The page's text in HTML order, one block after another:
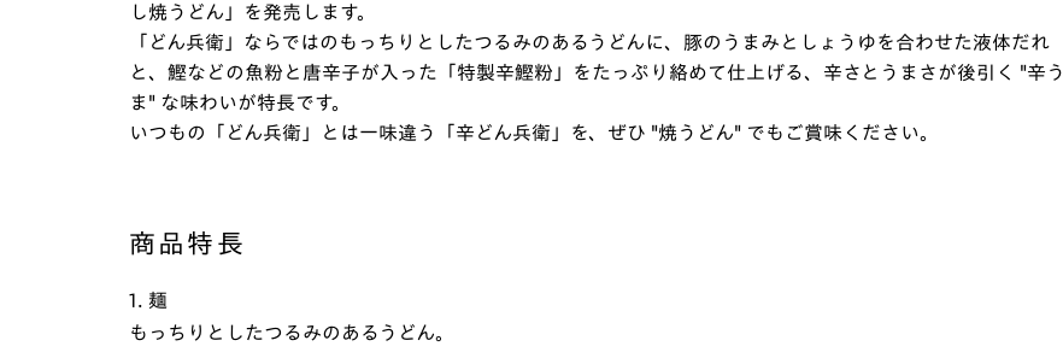
し焼うどん」を発売します。
「どん兵衛」ならではのもっちりとしたつるみのあるうどんに、豚のうまみとしょうゆを合わせた液体だれ
と、鰹などの魚粉と唐辛子が入った「特製辛鰹粉」をたっぷり絡めて仕上げる、辛さとうまさが後引く "辛う
ま" な味わいが特長です。
いつもの「どん兵衛」とは一味違う「辛どん兵衛」を、ぜひ "焼うどん" でもご賞味ください。
商品特長
1. 麺
もっちりとしたつるみのあるうどん。